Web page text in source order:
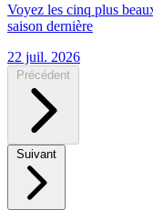
Voyez les cinq plus
saison dernière
22 juil. 2026
Précédent
Suivant